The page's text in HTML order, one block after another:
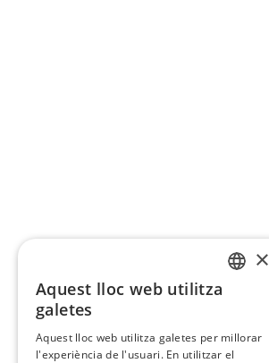
×
Aquest lloc web utilitza
galetes
Aquest lloc web utilitza galetes per millorar
l'experiència de l'usuari. En utilitzar el